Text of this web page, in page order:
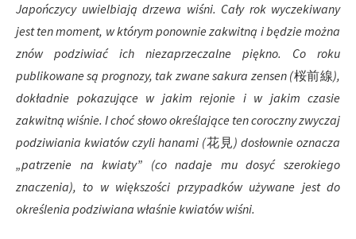
Japończycy uwielbiają drzewa wiśni. Cały rok wyczekiwany
jest ten moment, w którym ponownie zakwitną i będzie można
znów podziwiać ich niezaprzeczalne piękno. Co roku
publikowane są prognozy, tak zwane sakura zensen (桜前線),
dokładnie pokazujące w jakim rejonie i w jakim czasie
zakwitną wiśnie. I choć słowo określające ten coroczny zwyczaj
podziwiania kwiatów czyli hanami (花見) dosłownie oznacza
„patrzenie na kwiaty” (co nadaje mu dosyć szerokiego
znaczenia), to w większości przypadków używane jest do
określenia podziwiana właśnie kwiatów wiśni.